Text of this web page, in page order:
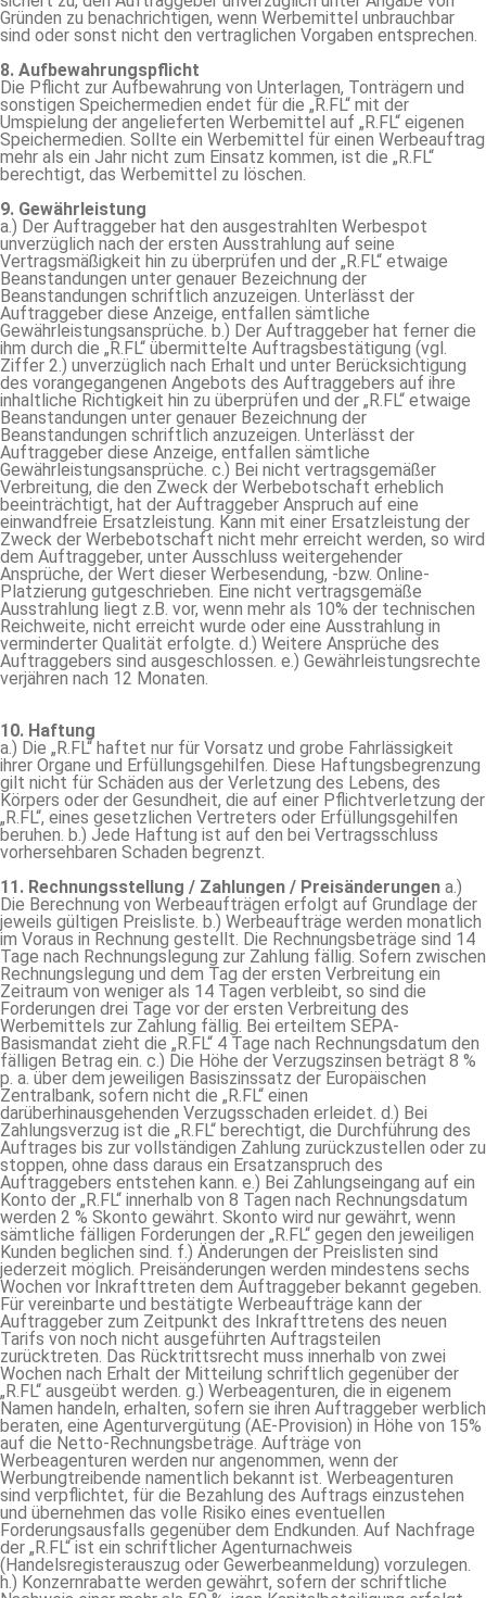
Gründen zu benachrichtigen, wenn Werbemittel unbrauchbar
sind oder sonst nicht den vertraglichen Vorgaben entsprechen.
8. Aufbewahrungspflicht
Die Pflicht zur Aufbewahrung von Unterlagen, Tonträgern und
sonstigen Speichermedien endet für die „R.FL“ mit der
Umspielung der angelieferten Werbemittel auf „R.FL“ eigenen
Speichermedien. Sollte ein Werbemittel für einen Werbeauftrag
mehr als ein Jahr nicht zum Einsatz kommen, ist die „R.FL“
berechtigt, das Werbemittel zu löschen.
9. Gewährleistung
a.) Der Auftraggeber hat den ausgestrahlten Werbespot
unverzüglich nach der ersten Ausstrahlung auf seine
Vertragsmäßigkeit hin zu überprüfen und der „R.FL“ etwaige
Beanstandungen unter genauer Bezeichnung der
Beanstandungen schriftlich anzuzeigen. Unterlässt der
Auftraggeber diese Anzeige, entfallen sämtliche
Gewährleistungsansprüche. b.) Der Auftraggeber hat ferner die
ihm durch die „R.FL“ übermittelte Auftragsbestätigung (vgl.
Ziffer 2.) unverzüglich nach Erhalt und unter Berücksichtigung
des vorangegangenen Angebots des Auftraggebers auf ihre
inhaltliche Richtigkeit hin zu überprüfen und der „R.FL“ etwaige
Beanstandungen unter genauer Bezeichnung der
Beanstandungen schriftlich anzuzeigen. Unterlässt der
Auftraggeber diese Anzeige, entfallen sämtliche
Gewährleistungsansprüche. c.) Bei nicht vertragsgemäßer
Verbreitung, die den Zweck der Werbebotschaft erheblich
beeinträchtigt, hat der Auftraggeber Anspruch auf eine
einwandfreie Ersatzleistung. Kann mit einer Ersatzleistung der
Zweck der Werbebotschaft nicht mehr erreicht werden, so wird
dem Auftraggeber, unter Ausschluss weitergehender
Ansprüche, der Wert dieser Werbesendung, -bzw. Online-
Platzierung gutgeschrieben. Eine nicht vertragsgemäße
Ausstrahlung liegt z.B. vor, wenn mehr als 10% der technischen
Reichweite, nicht erreicht wurde oder eine Ausstrahlung in
verminderter Qualität erfolgte. d.) Weitere Ansprüche des
Auftraggebers sind ausgeschlossen. e.) Gewährleistungsrechte
verjähren nach 12 Monaten.
10. Haftung
a.) Die „R.FL“ haftet nur für Vorsatz und grobe Fahrlässigkeit
ihrer Organe und Erfüllungsgehilfen. Diese Haftungsbegrenzung
gilt nicht für Schäden aus der Verletzung des Lebens, des
Körpers oder der Gesundheit, die auf einer Pflichtverletzung der
„R.FL“, eines gesetzlichen Vertreters oder Erfüllungsgehilfen
beruhen. b.) Jede Haftung ist auf den bei Vertragsschluss
vorhersehbaren Schaden begrenzt.
11. Rechnungsstellung / Zahlungen / Preisänderungen a.)
Die Berechnung von Werbeaufträgen erfolgt auf Grundlage der
jeweils gültigen Preisliste. b.) Werbeaufträge werden monatlich
im Voraus in Rechnung gestellt. Die Rechnungsbeträge sind 14
Tage nach Rechnungslegung zur Zahlung fällig. Sofern zwischen
Rechnungslegung und dem Tag der ersten Verbreitung ein
Zeitraum von weniger als 14 Tagen verbleibt, so sind die
Forderungen drei Tage vor der ersten Verbreitung des
Werbemittels zur Zahlung fällig. Bei erteiltem SEPA-
Basismandat zieht die „R.FL“ 4 Tage nach Rechnungsdatum den
fälligen Betrag ein. c.) Die Höhe der Verzugszinsen beträgt 8 %
p. a. über dem jeweiligen Basiszinssatz der Europäischen
Zentralbank, sofern nicht die „R.FL“ einen
darüberhinausgehenden Verzugsschaden erleidet. d.) Bei
Zahlungsverzug ist die „R.FL“ berechtigt, die Durchführung des
Auftrages bis zur vollständigen Zahlung zurückzustellen oder zu
stoppen, ohne dass daraus ein Ersatzanspruch des
Auftraggebers entstehen kann. e.) Bei Zahlungseingang auf ein
Konto der „R.FL“ innerhalb von 8 Tagen nach Rechnungsdatum
werden 2 % Skonto gewährt. Skonto wird nur gewährt, wenn
sämtliche fälligen Forderungen der „R.FL“ gegen den jeweiligen
Kunden beglichen sind. f.) Änderungen der Preislisten sind
jederzeit möglich. Preisänderungen werden mindestens sechs
Wochen vor Inkrafttreten dem Auftraggeber bekannt gegeben.
Für vereinbarte und bestätigte Werbeaufträge kann der
Auftraggeber zum Zeitpunkt des Inkrafttretens des neuen
Tarifs von noch nicht ausgeführten Auftragsteilen
zurücktreten. Das Rücktrittsrecht muss innerhalb von zwei
Wochen nach Erhalt der Mitteilung schriftlich gegenüber der
„R.FL“ ausgeübt werden. g.) Werbeagenturen, die in eigenem
Namen handeln, erhalten, sofern sie ihren Auftraggeber werblich
beraten, eine Agenturvergütung (AE-Provision) in Höhe von 15%
auf die Netto-Rechnungsbeträge. Aufträge von
Werbeagenturen werden nur angenommen, wenn der
Werbungtreibende namentlich bekannt ist. Werbeagenturen
sind verpflichtet, für die Bezahlung des Auftrags einzustehen
und übernehmen das volle Risiko eines eventuellen
Forderungsausfalls gegenüber dem Endkunden. Auf Nachfrage
der „R.FL“ ist ein schriftlicher Agenturnachweis
(Handelsregisterauszug oder Gewerbeanmeldung) vorzulegen.
h.) Konzernrabatte werden gewährt, sofern der schriftliche